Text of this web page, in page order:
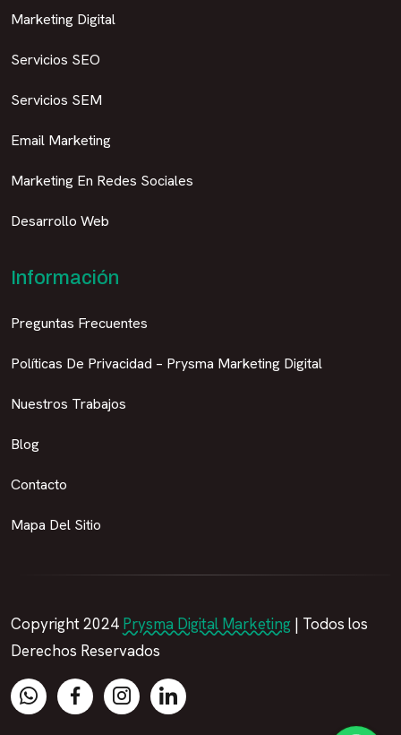
Marketing Digital
Servicios SEO
Servicios SEM
Email Marketing
Marketing En Redes Sociales
Desarrollo Web
Información
Preguntas Frecuentes
Políticas De Privacidad – Prysma Marketing Digital
Nuestros Trabajos
Blog
Contacto
Mapa Del Sitio
Copyright 2024 Prysma Digital Marketing | Todos los
Derechos Reservados